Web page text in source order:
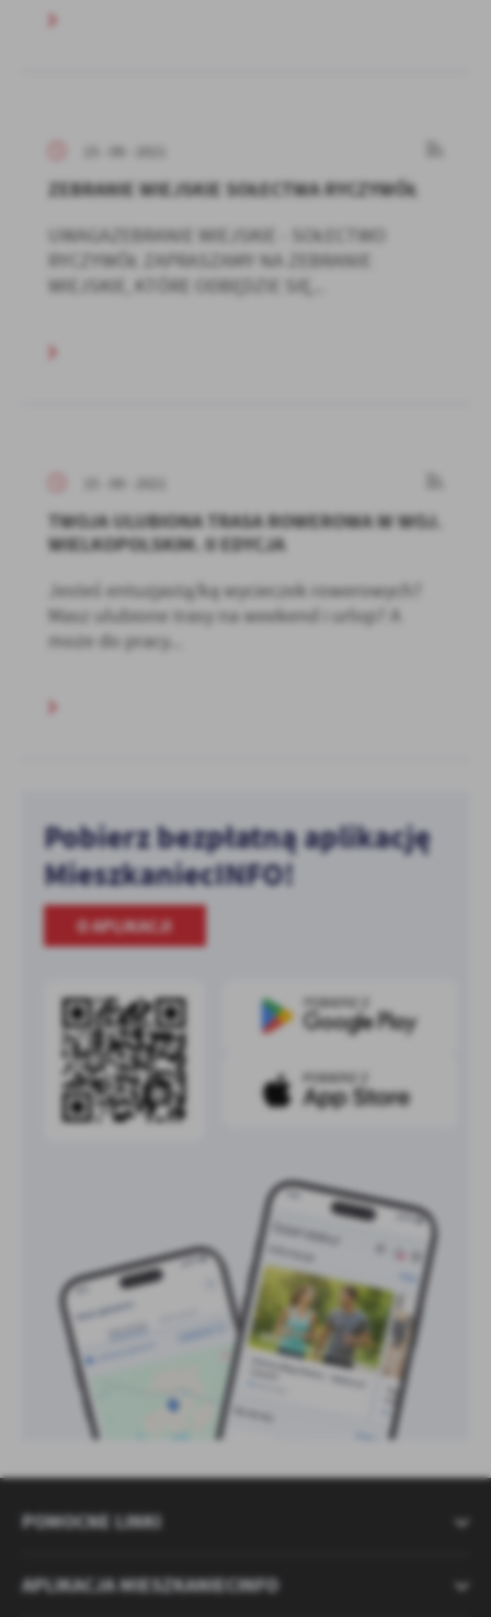
ZEBRANIE WIEJSKIE SOŁECTWA RYCZYWÓŁ
UWAGAZEBRANIE WIEJSKIE - SOŁECTWO
RYCZYWÓŁ ZAPRASZAMY NA ZEBRANIE
WIEJSKIE, KTÓRE ODBĘDZIE SIĘ...
TWOJA ULUBIONA TRASA ROWEROWA W WOJ.
WIELKOPOLSKIM. II EDYCJA
Jesteś entuzjastą/ką wycieczek rowerowych?
Masz ulubione trasy na weekend i urlop? A
może do pracy...
Pobierz bezpłatną aplikację
MieszkaniecINFO!
O APLIKACJI
POMOCNE LINKI
APLIKACJA MIESZKANIECINFO